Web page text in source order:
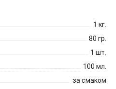
1 кг.
80 гр.
1 шт.
100 мл.
за смаком